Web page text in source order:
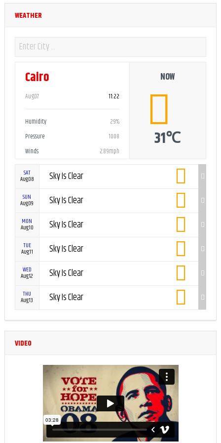
WEATHER
Cairo
Aug07 11:22
Humidity
29%
Pressure
1008
Winds
2.89mph
NOW
31℃
SAT
Aug08 Sky Is Clear
SUN
Aug09 Sky Is Clear
MON
Aug10 Sky Is Clear
TUE
Aug11 Sky Is Clear
WED
Aug12 Sky Is Clear
THU
Aug13 Sky Is Clear
VIDEO